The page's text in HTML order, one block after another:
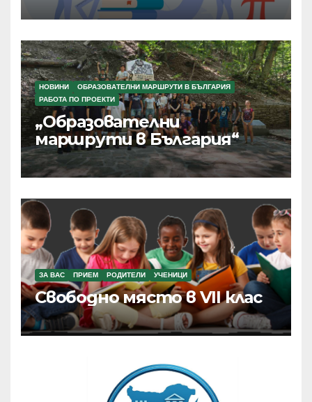
НОВИНИ
ОБРАЗОВАТЕЛНИ МАРШРУТИ В БЪЛГАРИЯ
РАБОТА ПО ПРОЕКТИ
„Образователни
маршрути в България“
ЗА ВАС ПРИЕМ РОДИТЕЛИ УЧЕНИЦИ
Свободно място в VII клас